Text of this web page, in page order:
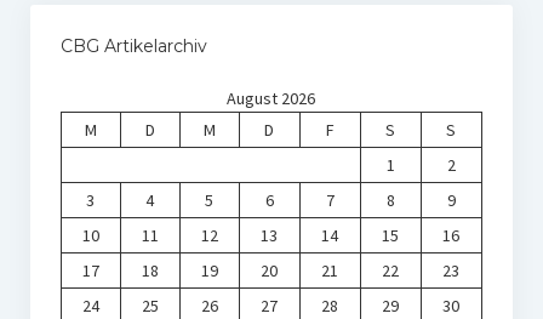
CBG Artikelarchiv
August 2026
M
D M D F S
S
1
2
3
4 5 6 7 8
9
10
11 12 13 14 15
16
17
18 19 20 21 22
23
24
25 26 27 28 29
30